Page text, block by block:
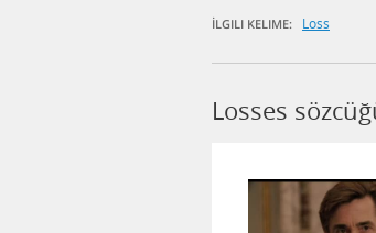
İLGILI KELIME: Loss
Losses